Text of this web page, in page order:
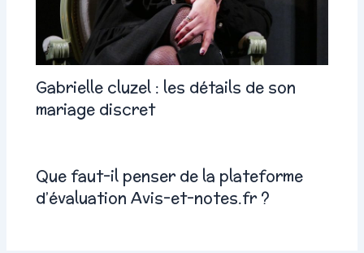
Gabrielle cluzel : les détails de son
mariage discret
Que faut-il penser de la plateforme
d’évaluation Avis-et-notes.fr ?